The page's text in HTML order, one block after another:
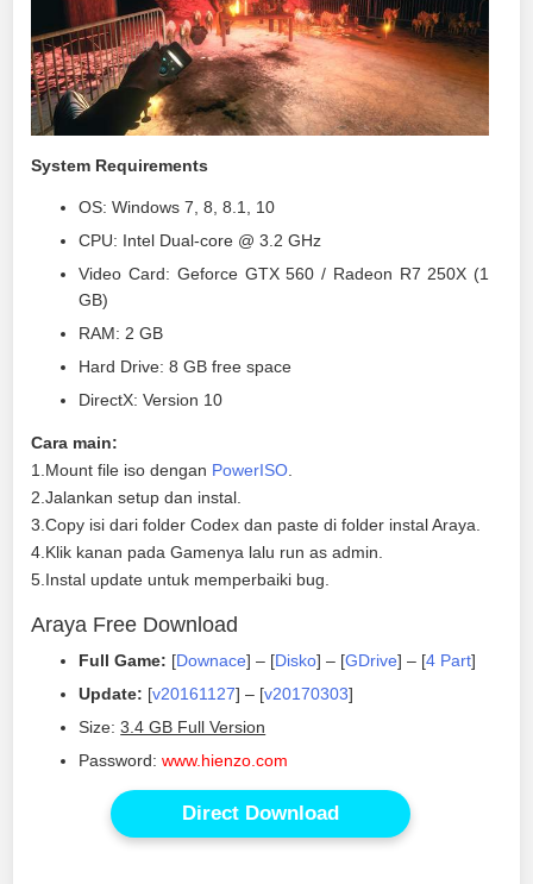
System Requirements
OS: Windows 7, 8, 8.1, 10
CPU: Intel Dual-core @ 3.2 GHz
Video Card: Geforce GTX 560 / Radeon R7 250X (1
GB)
RAM: 2 GB
Hard Drive: 8 GB free space
DirectX: Version 10
Cara main:
1.Mount file iso dengan PowerISO
2.Jalankan setup dan instal.
3.Copy isi dari folder Codex dan paste di folder instal Araya.
4.Klik kanan pada Gamenya lalu run as admin.
5.Instal update untuk memperbaiki bug.
Araya Free Download
Full Game: [Downace] – [Disko] – [GDrive] – [4 Part]
Update: [v20161127] – [v20170303]
Size:3.4 GB Full Version
Password:www.hienzo.com
Direct Download